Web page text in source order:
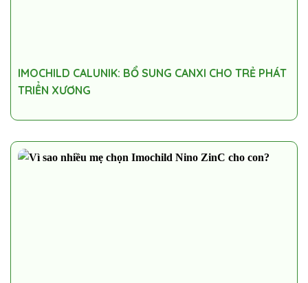
IMOCHILD CALUNIK: BỔ SUNG CANXI CHO TRẺ PHÁT
TRIỂN XƯƠNG